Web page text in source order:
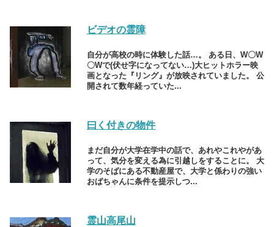
ビデオの霊障
自分が高校の時に体験した話…。 ある日、W〇W
〇Wで(伏せ字になってない…)大ヒットホラー映
画となった『リング』が放映されていました。 公
開されて数年経っていた...
曰く付きの物件
まだ自分が大学在学中の話で、あれやこれやがあ
って、気分を変える為に引越しをすることに。 大
学のそばにある不動産屋で、大学と係わりの強い
おばちゃんに条件を提示しつ...
霊山高尾山